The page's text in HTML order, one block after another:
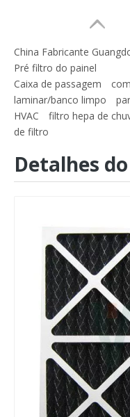
China Fabricante
Pré filtro do painel
Caixa de passagem
laminar/banco limpo
HVAC
filtro hepa de
de filtro
Detalhes